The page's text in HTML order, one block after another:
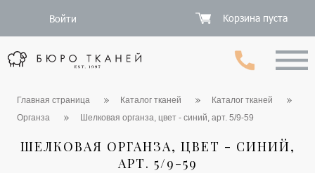
Войти Корзина пуста
Главная страница Каталог тканей
Каталог тканей
Органза
Шелковая органза, цвет - синий, арт. 5/9-59
ШЕЛКОВАЯ ОРГАНЗА, ЦВЕТ - СИНИЙ,
АРТ. 5/9-59